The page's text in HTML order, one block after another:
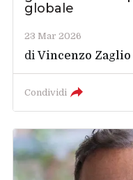
globale
23 Mar 2026
diVincenzo Zaglio
Condividi